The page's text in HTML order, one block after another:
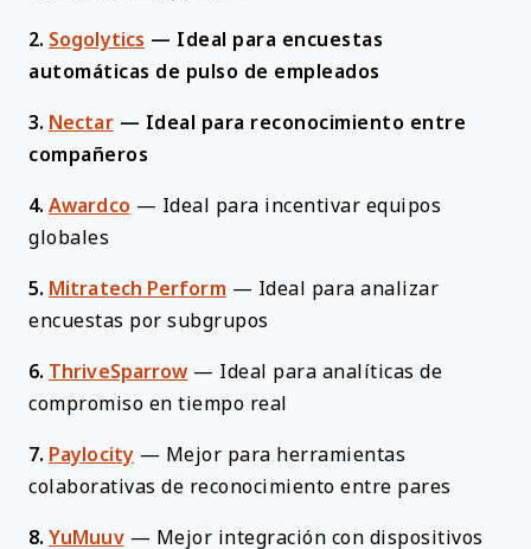
2. Sogolytics — Ideal para encuestas
automáticas de pulso de empleados
3. Nectar — Ideal para reconocimiento entre
compañeros
4. Awardco — Ideal para incentivar equipos
globales
5. Mitratech Perform — Ideal para analizar
encuestas por subgrupos
6. ThriveSparrow — Ideal para analíticas de
compromiso en tiempo real
7. Paylocity — Mejor para herramientas
colaborativas de reconocimiento entre pares
8. YuMuuv — Mejor integración con dispositivos